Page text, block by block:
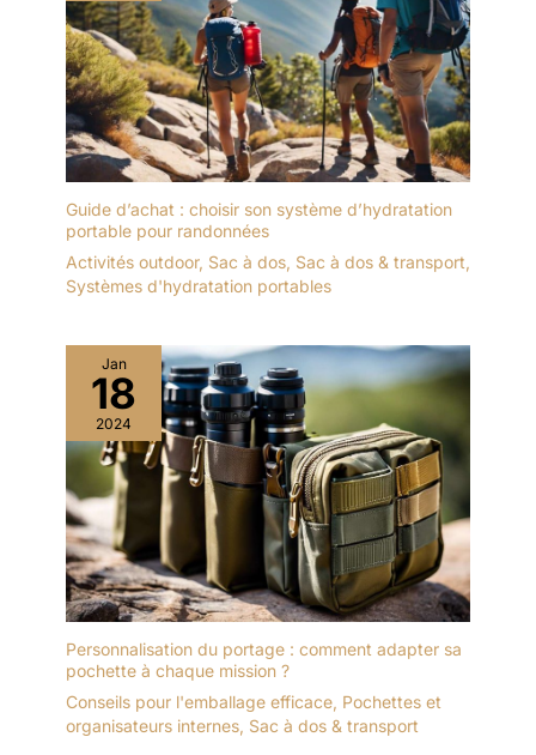
Guide d’achat : choisir son système d’hydratation
portable pour randonnées
Activités outdoor, Sac à dos, Sac à dos & transport,
Systèmes d'hydratation portables
Jan
18
2024
Personnalisation du portage : comment adapter sa
pochette à chaque mission ?
Conseils pour l'emballage efficace, Pochettes et
organisateurs internes, Sac à dos & transport